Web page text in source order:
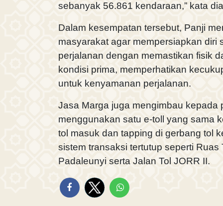
sebanyak 56.861 kendaraan,” kata
Dalam kesempatan tersebut, Panji
masyarakat agar mempersiapkan diri
perjalanan dengan memastikan fisik
kondisi prima, memperhatikan
untuk kenyamanan perjalanan.
Jasa Marga juga mengimbau kepada
menggunakan satu e-toll yang sama
tol masuk dan tapping di gerbang tol
sistem transaksi tertutup seperti Ruas
Padaleunyi serta Jalan Tol JORR II.